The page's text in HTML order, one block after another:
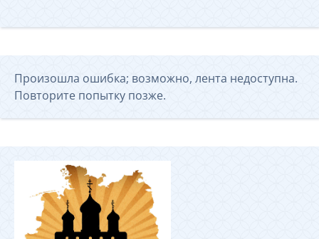
Произошла ошибка; возможно, лента недоступна.
Повторите попытку позже.